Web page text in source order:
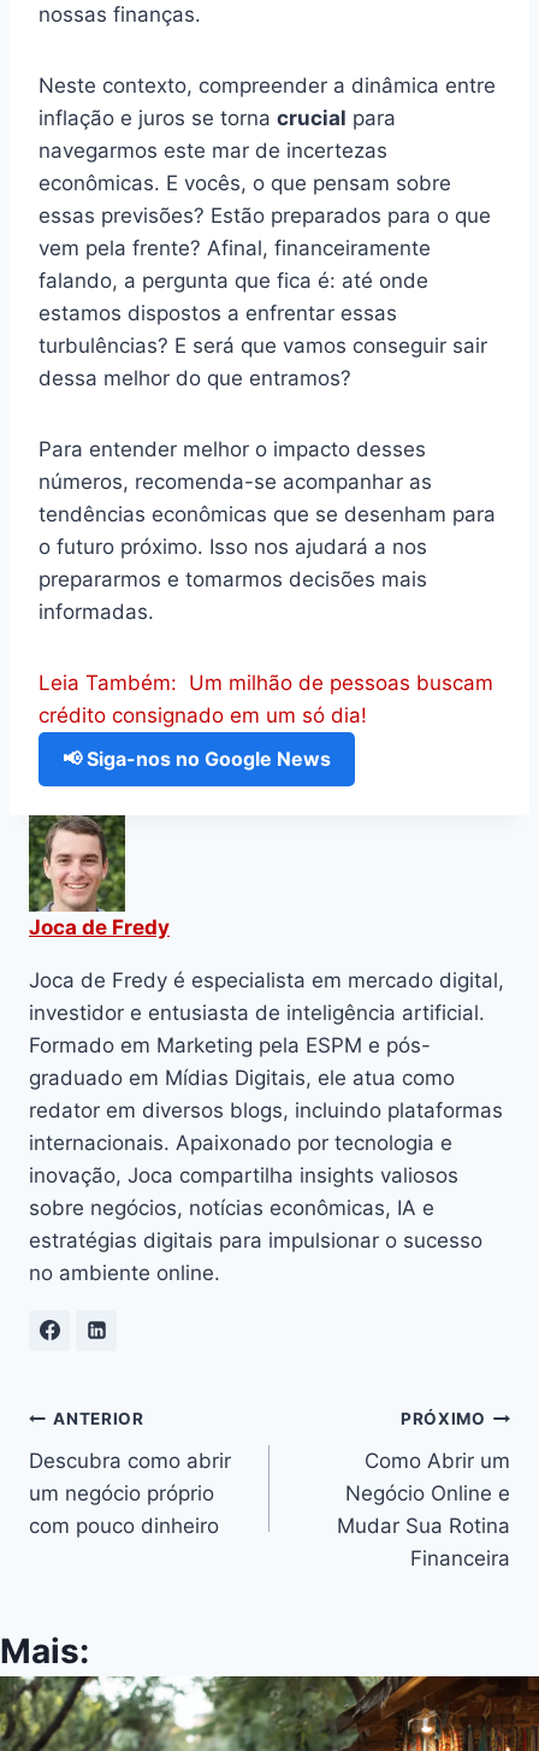
nossas finanças.
Neste contexto, compreender a dinâmica entre
inflação e juros se torna crucial para
navegarmos este mar de incertezas
econômicas. E vocês, o que pensam sobre
essas previsões? Estão preparados para o que
vem pela frente? Afinal, financeiramente
falando, a pergunta que fica é: até onde
estamos dispostos a enfrentar essas
turbulências? E será que vamos conseguir sair
dessa melhor do que entramos?
Para entender melhor o impacto desses
números, recomenda-se acompanhar as
tendências econômicas que se desenham para
o futuro próximo. Isso nos ajudará a nos
prepararmos e tomarmos decisões mais
informadas.
Leia Também: Um milhão de pessoas buscam
crédito consignado em um só dia!
📢 Siga-nos no Google News
Joca de Fredy
Joca de Fredy é especialista em mercado digital,
investidor e entusiasta de inteligência artificial.
Formado em Marketing pela ESPM e pós-
graduado em Mídias Digitais, ele atua como
redator em diversos blogs, incluindo plataformas
internacionais. Apaixonado por tecnologia e
inovação, Joca compartilha insights valiosos
sobre negócios, notícias econômicas, IA e
estratégias digitais para impulsionar o sucesso
no ambiente online.
Navegação
de
Post
ANTERIOR
Descubra como abrir
um negócio próprio
com pouco dinheiro
PRÓXIMO
Como Abrir um
Negócio Online e
Mudar Sua Rotina
Financeira
Mais: